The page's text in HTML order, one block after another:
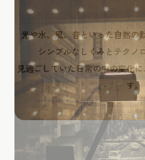
光や水、風、音といった自然の
シンプルなしくみとテクノ
見過ごしていた日常の中の変化
す。